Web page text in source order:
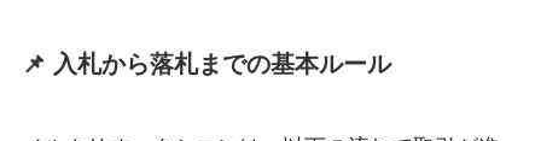
📌 入札から落札までの基本ルール